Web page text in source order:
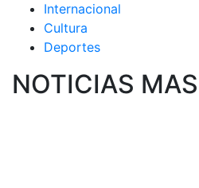
Internacional
Cultura
Deportes
NOTICIAS